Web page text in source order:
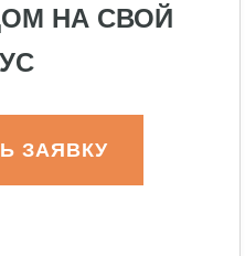
НА СВОЙ
ЗАЯВКУ